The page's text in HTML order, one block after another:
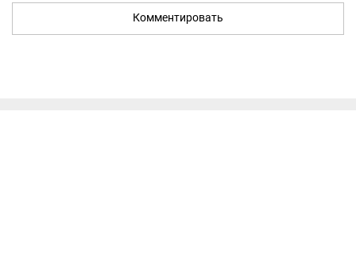
Комментировать